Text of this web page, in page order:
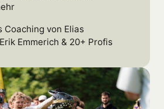
Coaching von Elias
Emmerich & 20+ Profis